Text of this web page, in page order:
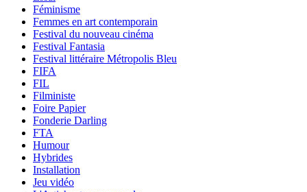
Féminisme
Femmes en art contemporain
Festival du nouveau cinéma
Festival Fantasia
Festival littéraire Métropolis Bleu
FIFA
FIL
Filministe
Foire Papier
Fonderie Darling
FTA
Humour
Hybrides
Installation
Jeu vidéo